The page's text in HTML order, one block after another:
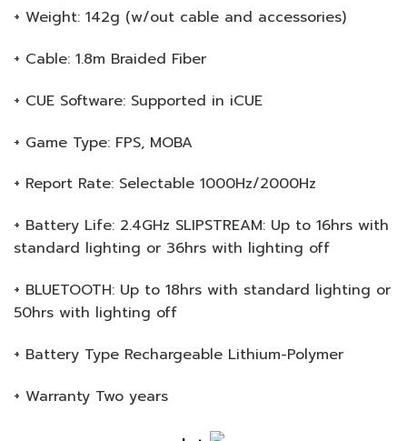
+ Weight: 142g (w/out cable and accessories)
+ Cable: 1.8m Braided Fiber
+ CUE Software: Supported in iCUE
+ Game Type: FPS, MOBA
+ Report Rate: Selectable 1000Hz/2000Hz
+ Battery Life: 2.4GHz SLIPSTREAM: Up to 16hrs with
standard lighting or 36hrs with lighting off
+ BLUETOOTH: Up to 18hrs with standard lighting or
50hrs with lighting off
+ Battery Type Rechargeable Lithium-Polymer
+ Warranty Two years